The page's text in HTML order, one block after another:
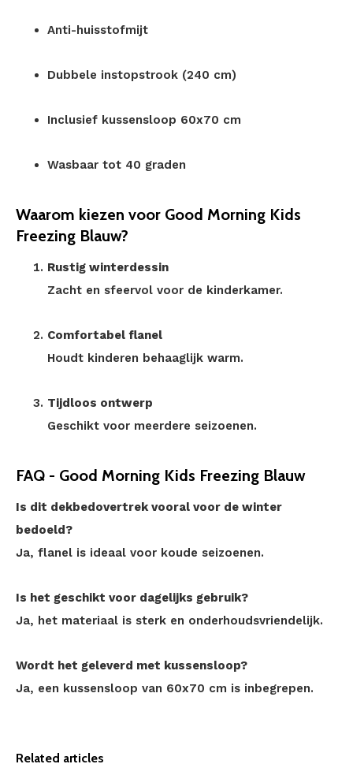
Anti-huisstofmijt
Dubbele instopstrook (240 cm)
Inclusief kussensloop 60x70 cm
Wasbaar tot 40 graden
Waarom kiezen voor Good Morning Kids
Freezing Blauw?
Rustig winterdessin
Zacht en sfeervol voor de kinderkamer.
Comfortabel flanel
Houdt kinderen behaaglijk warm.
Tijdloos ontwerp
Geschikt voor meerdere seizoenen.
FAQ - Good Morning Kids Freezing Blauw
Is dit dekbedovertrek vooral voor de winter
bedoeld?
Ja, flanel is ideaal voor koude seizoenen.
Is het geschikt voor dagelijks gebruik?
Ja, het materiaal is sterk en onderhoudsvriendelijk.
Wordt het geleverd met kussensloop?
Ja, een kussensloop van 60x70 cm is inbegrepen.
Related articles